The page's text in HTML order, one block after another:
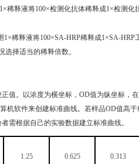
稀释液将100×检测化抗体稀释成1×检测化
稀释液将100×SA-HRP稀释成1×SA-HRP
择适当的稀释倍数。
值。以浓度为横坐标，OD值为纵坐标，
机软件来创建标准曲线。若样品OD值高
需根据自己的实验数据建立标准曲线。
1.25 0.625 0.313